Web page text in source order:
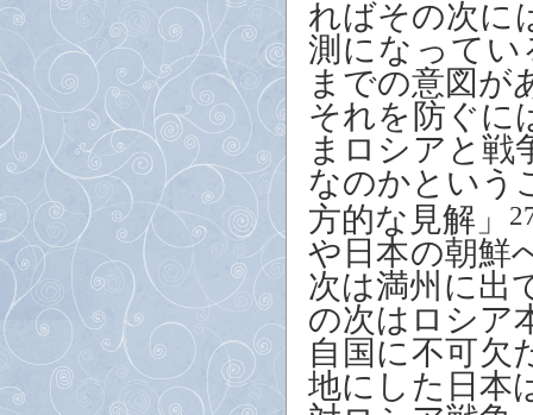
ればその次に
測になって
までの意図が
それを防ぐに
まロシアと戦
なのかという
方的な見解」
や日本の朝鮮
次は満州に出
の次はロシア
自国に不可欠
地にした日